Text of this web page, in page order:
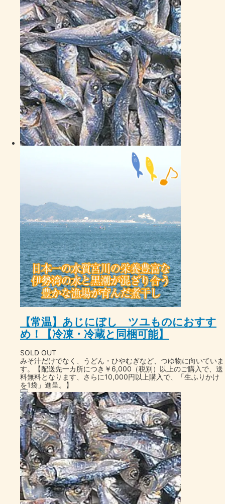
【常温】あじにぼし ツユものにおすす
め！【冷凍・冷蔵と同梱可能】
SOLD OUT
みそ汁だけでなく、うどん・ひやむぎなど、つゆ物に向いていま
す。【配送先一カ所につき￥6,000（税別）以上のご購入で、送
料無料となります、さらに10,000円以上購入で、「生ふりかけ
を1袋」進呈。】